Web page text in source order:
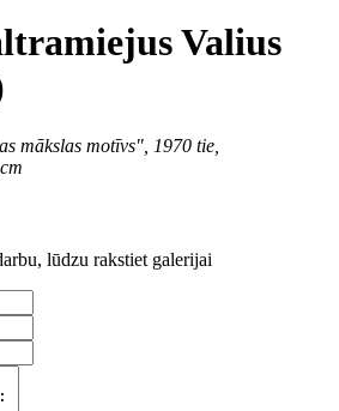
Valius
mākslas motīvs" , 1970 tie,
lūdzu rakstiet galerijai